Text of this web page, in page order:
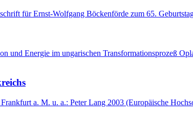
für Ernst-Wolfgang Böckenförde zum 65.
und Energie im ungarischen Transformationsprozeß
a. M. u. a.: Peter Lang 2003 (Europäische